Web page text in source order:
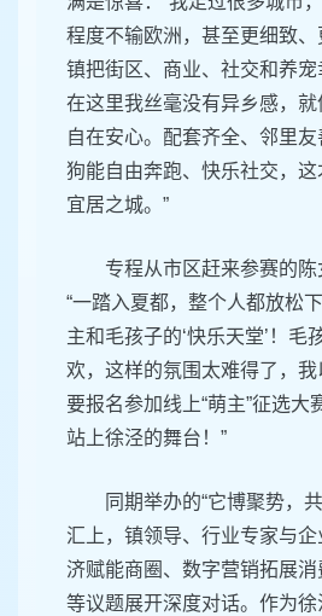
程度不输欧洲，甚至更细致
镇把街区、商业、社交和养宠
在这里我丝毫没有异乡感，
自在安心。配套齐全、邻里
狗能自由奔跑、快乐社交，
宜居之城。”
专程从市区赶来参赛的陈
“一踏入夏都，整个人都放松
主和毛孩子的‘快乐天堂’！毛
欢，这样的氛围太难得了，
要报名参加线上“萌主”征选大
站上徐泾的舞台！”
同期举办的“它博聚势，
汇上，镇领导、行业专家与
济赋能商圈、数字营销拓展
等议题展开深度对话。作为